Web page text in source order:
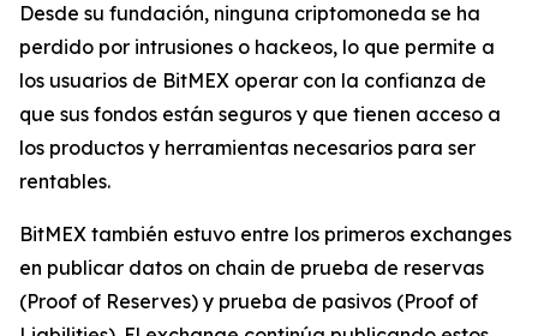
Desde su fundación, ninguna criptomoneda se ha
perdido por intrusiones o hackeos, lo que permite a
los usuarios de BitMEX operar con la confianza de
que sus fondos están seguros y que tienen acceso a
los productos y herramientas necesarios para ser
rentables.
BitMEX también estuvo entre los primeros exchanges
en publicar datos on chain de prueba de reservas
(Proof of Reserves) y prueba de pasivos (Proof of